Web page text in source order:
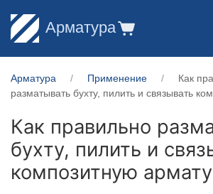
Арматура
Арматура Применение
Как
разматывать бухту, пилить и связывать
Как правильно
бухту, пилить и
композитную